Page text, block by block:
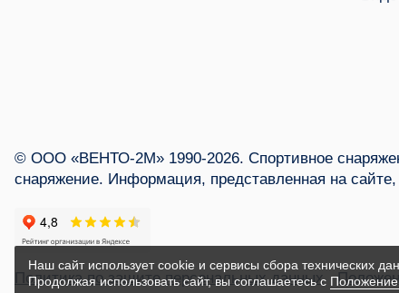
© ООО «ВЕНТО-2М» 1990-2026. Спортивное
снаряжение. Информация, представленная на
Политика по защите персональных данных
Наш сайт использует cookie и сервисы сбора технических
Продолжая использовать сайт, вы соглашаетесь с